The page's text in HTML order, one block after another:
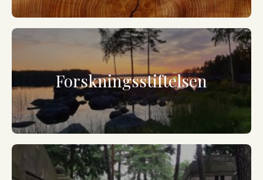
Forskningsstiftelsen